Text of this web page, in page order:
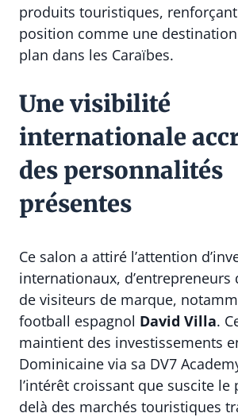
produits touristiques,
position comme une
plan dans les Caraïbes.
Une visibilité
internationale
des personnalités
présentes
Ce salon a attiré l’attention
internationaux,
de visiteurs de marque,
football espagnol David Villa.
maintient des investissements
Dominicaine via sa DV7
l’intérêt croissant que suscite le
delà des marchés touristiques